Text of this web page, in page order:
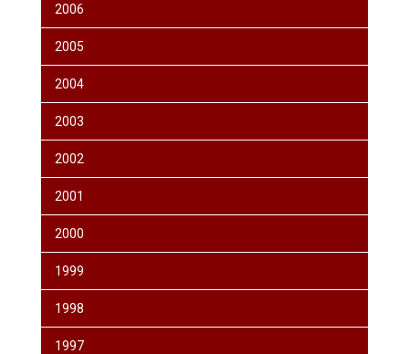
2006
2005
2004
2003
2002
2001
2000
1999
1998
1997